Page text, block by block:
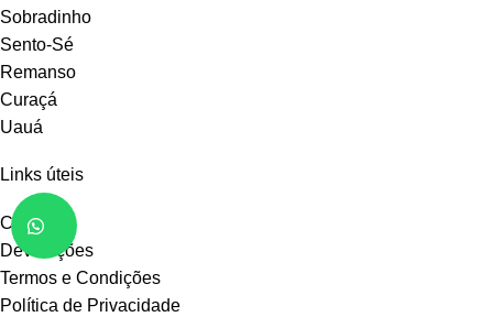
Sobradinho
Sento-Sé
Remanso
Curaçá
Uauá
Links úteis
Contato
Devoluções
Termos e Condições
Política de Privacidade